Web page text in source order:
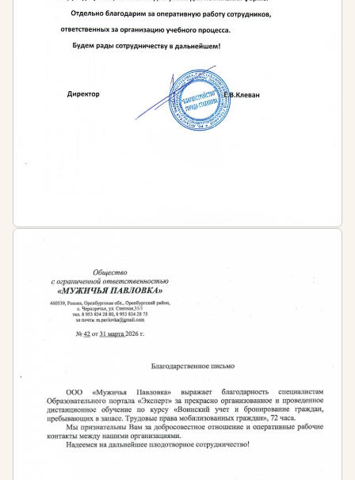
Профессиональными стандартами в сфере
музейного дела
Иными нормативно-правовыми актами в
сфере музейного дела
Работодателем — во внутренних локальных
актах предприятий и организаций
эффективными методами работы.
Штраф за несоблюдение требований
законодательства:
На основании части 1 статьи 5.27 КоАП РФ от
30.12.2001 № 195-ФЗ нарушение требований
законодательства об уровне квалификации
специалистов ведёт к наложению штрафов:
для должностных лиц — от 1 до 5 тысяч рублей
лиц, осуществляющих предпринимательскую
деятельность без образования юридического